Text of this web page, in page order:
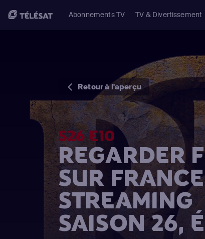
Abonnements TV TV & Divertissement
Retour à l'aperçu
S26 E10
REGARDER
SUR
STREAMING
SAISON 26,